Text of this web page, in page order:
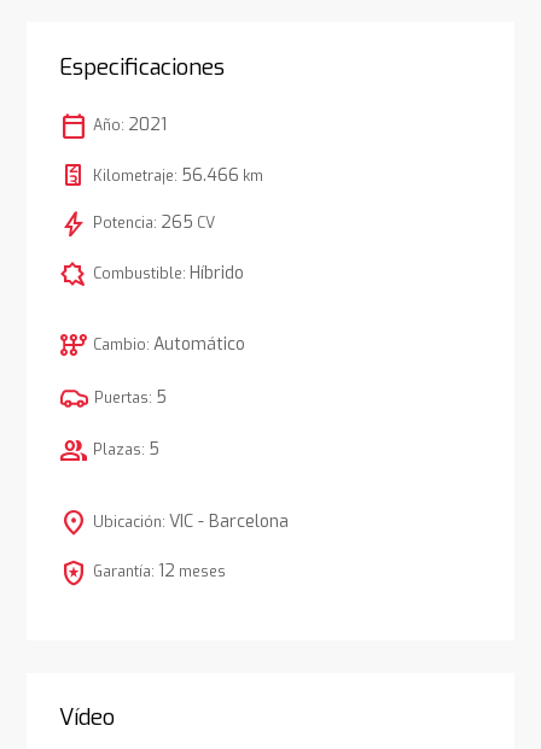
Especificaciones
calendar_today Año: 2021
Kilometraje: 56.466 km
bolt Potencia: 265 CV
comic_bubble Combustible: Híbrido
auto_transmission Cambio: Automático
Puertas: 5
group Plazas: 5
location_on Ubicación: VIC - Barcelona
local_police Garantía: 12 meses
Vídeo